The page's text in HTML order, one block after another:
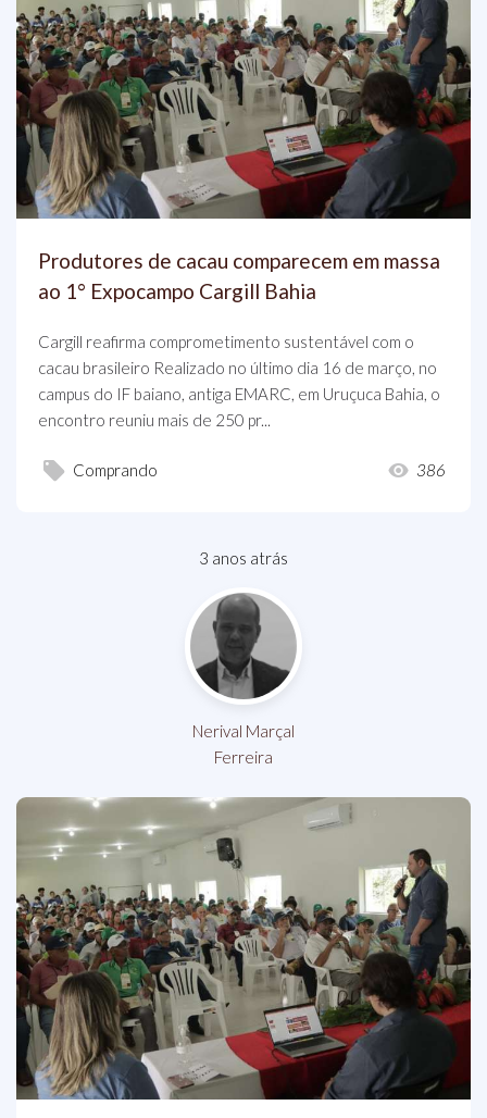
Produtores de cacau comparecem em massa
ao 1° Expocampo Cargill Bahia
Cargill reafirma comprometimento sustentável com o
cacau brasileiro Realizado no último dia 16 de março, no
campus do IF baiano, antiga EMARC, em Uruçuca Bahia, o
encontro reuniu mais de 250 pr...
Comprando 386
3 anos atrás
Nerival Marçal
Ferreira